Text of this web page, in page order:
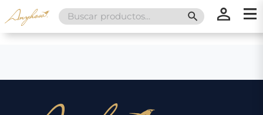
Search
for:
SEARCH